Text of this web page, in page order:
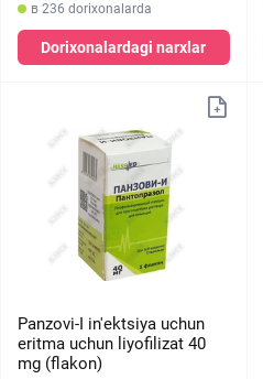
в 236 dorixonalarda
Dorixonalardagi narxlar
Panzovi-I in'ektsiya uchun
eritma uchun liyofilizat 40
mg (flakon)